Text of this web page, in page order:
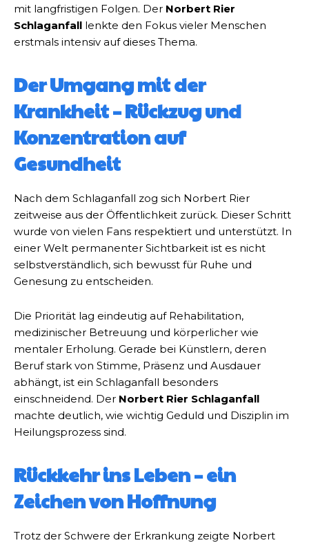
mit langfristigen Folgen. Der Norbert Rier
Schlaganfall lenkte den Fokus vieler Menschen
erstmals intensiv auf dieses Thema.
Der Umgang mit der
Krankheit – Rückzug und
Konzentration auf
Gesundheit
Nach dem Schlaganfall zog sich Norbert Rier
zeitweise aus der Öffentlichkeit zurück. Dieser Schritt
wurde von vielen Fans respektiert und unterstützt. In
einer Welt permanenter Sichtbarkeit ist es nicht
selbstverständlich, sich bewusst für Ruhe und
Genesung zu entscheiden.
Die Priorität lag eindeutig auf Rehabilitation,
medizinischer Betreuung und körperlicher wie
mentaler Erholung. Gerade bei Künstlern, deren
Beruf stark von Stimme, Präsenz und Ausdauer
abhängt, ist ein Schlaganfall besonders
einschneidend. Der Norbert Rier Schlaganfall
machte deutlich, wie wichtig Geduld und Disziplin im
Heilungsprozess sind.
Rückkehr ins Leben – ein
Zeichen von Hoffnung
Trotz der Schwere der Erkrankung zeigte Norbert